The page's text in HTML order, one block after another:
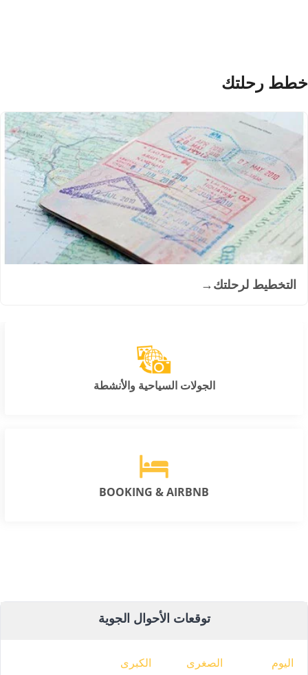
خطط رحلتك
التخطيط لرحلتك→
الجولات السياحية والأنشطة
BOOKING & AIRBNB
توقعات الأحوال الجوية
اليوم الصغرى
الكبرى